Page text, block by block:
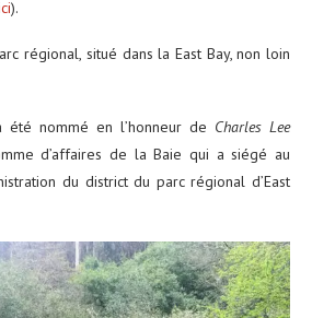
).
régional, situé dans la East Bay, non loin
été nommé en l’honneur de Charles Lee
d’affaires de la Baie qui a siégé au
du district du parc régional d’East